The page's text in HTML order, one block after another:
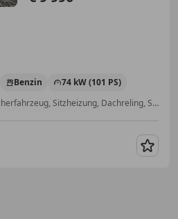
Benzin
74 kW (101 PS)
Nebelscheinwerfer, Nichtraucherfahrzeug, Sitzheizung, Dachreling, Spurhalteassistent, Notbremsassistent, Anhängerkupplung, Regensensor